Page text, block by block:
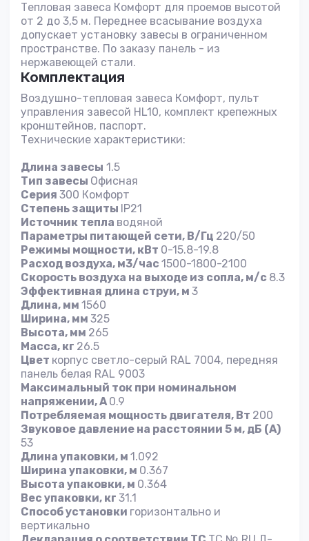
Тепловая завеса Комфорт для проемов высотой
от 2 до 3,5 м. Переднее всасывание воздуха
допускает установку завесы в ограниченном
пространстве. По заказу панель - из
нержавеющей стали.
Комплектация
Воздушно-тепловая завеса Комфорт, пульт
управления завесой HL10, комплект крепежных
кронштейнов, паспорт.
Технические характеристики:
Длина завесы 1.5
Тип завесы Офисная
Серия 300 Комфорт
Степень защиты IP21
Источник тепла водяной
Параметры питающей сети, В/Гц 220/50
Режимы мощности, кВт 0-15.8-19.8
Расход воздуха, м3/час 1500-1800-2100
Скорость воздуха на выходе из сопла, м/с 8.3
Эффективная длина струи, м 3
Длина, мм 1560
Ширина, мм 325
Высота, мм 265
Масса, кг 26.5
Цвет корпус светло-серый RAL 7004, передняя
панель белая RAL 9003
Максимальный ток при номинальном
напряжении, A0.9
Потребляемая мощность двигателя, Вт 200
Звуковое давление на расстоянии 5 м, дБ (A)
53
Длина упаковки, м 1.092
Ширина упаковки, м 0.367
Высота упаковки, м 0.364
Вес упаковки, кг 31.1
Способ установки горизонтально и
вертикально